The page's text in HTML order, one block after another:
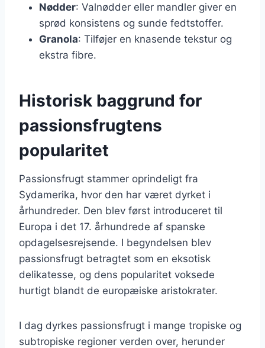
Nødder: Valnødder eller mandler giver en
sprød konsistens og sunde fedtstoffer.
Granola: Tilføjer en knasende tekstur og
ekstra fibre.
Historisk baggrund for
passionsfrugtens
popularitet
Passionsfrugt stammer oprindeligt fra
Sydamerika, hvor den har været dyrket i
århundreder. Den blev først introduceret til
Europa i det 17. århundrede af spanske
opdagelsesrejsende. I begyndelsen blev
passionsfrugt betragtet som en eksotisk
delikatesse, og dens popularitet voksede
hurtigt blandt de europæiske aristokrater.
I dag dyrkes passionsfrugt i mange tropiske og
subtropiske regioner verden over, herunder